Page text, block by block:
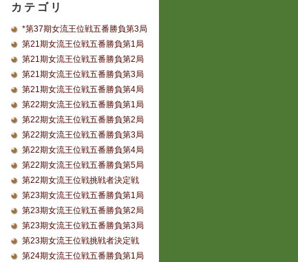
カテゴリ
*第37期女流王位戦五番勝負第3局
第21期女流王位戦五番勝負第1局
第21期女流王位戦五番勝負第2局
第21期女流王位戦五番勝負第3局
第21期女流王位戦五番勝負第4局
第22期女流王位戦五番勝負第1局
第22期女流王位戦五番勝負第2局
第22期女流王位戦五番勝負第3局
第22期女流王位戦五番勝負第4局
第22期女流王位戦五番勝負第5局
第22期女流王位戦挑戦者決定戦
第23期女流王位戦五番勝負第1局
第23期女流王位戦五番勝負第2局
第23期女流王位戦五番勝負第3局
第23期女流王位戦挑戦者決定戦
第24期女流王位戦五番勝負第1局